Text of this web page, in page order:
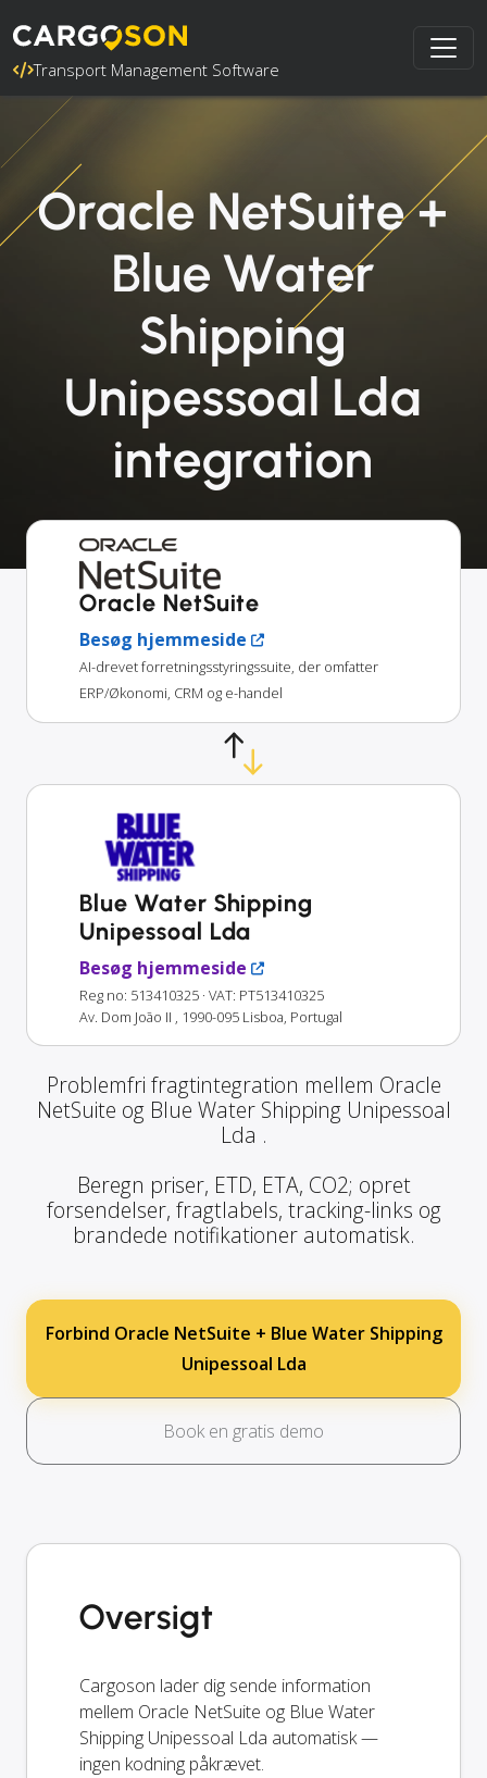
Transport Management Software
Oracle NetSuite +
Blue Water
Shipping
Unipessoal Lda
integration
Oracle NetSuite
Besøg hjemmeside
AI-drevet forretningsstyringssuite, der omfatter
ERP/Økonomi, CRM og e-handel
Blue Water Shipping
Unipessoal Lda
Besøg hjemmeside
Reg no: 513410325 · VAT: PT513410325
Av. Dom João II , 1990-095 Lisboa, Portugal
Problemfri fragtintegration mellem Oracle
NetSuite og Blue Water Shipping Unipessoal
Lda .
Beregn priser, ETD, ETA, CO2; opret
forsendelser, fragtlabels, tracking-links og
brandede notifikationer automatisk.
Forbind Oracle NetSuite + Blue Water Shipping
Unipessoal Lda
Book en gratis demo
Oversigt
Cargoson lader dig sende information
mellem Oracle NetSuite og Blue Water
Shipping Unipessoal Lda automatisk —
ingen kodning påkrævet.